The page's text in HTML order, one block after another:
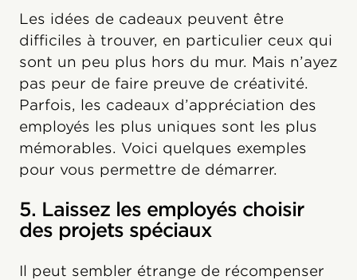
Les idées de cadeaux peuvent être
difficiles à trouver, en particulier ceux qui
sont un peu plus hors du mur. Mais n’ayez
pas peur de faire preuve de créativité.
Parfois, les cadeaux d’appréciation des
employés les plus uniques sont les plus
mémorables. Voici quelques exemples
pour vous permettre de démarrer.
5. Laissez les employés choisir
des projets spéciaux
Il peut sembler étrange de récompenser